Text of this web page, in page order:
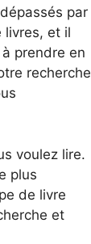
par
livres, et il
prendre en
recherche
voulez lire.
plus
de livre
et